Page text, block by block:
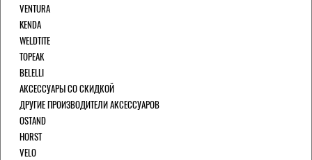
VENTURA
KENDA
WELDTITE
TOPEAK
BELELLI
АКСЕССУАРЫ СО СКИДКОЙ
ДРУГИЕ ПРОИЗВОДИТЕЛИ АКСЕССУАРОВ
OSTAND
HORST
VELO